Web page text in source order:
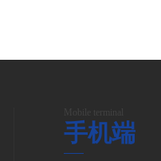
Mobile terminal
手机端